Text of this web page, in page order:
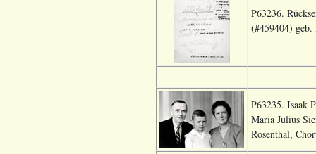
P63236.
(#459404)
P63235. Isaak
Maria Julius
Rosenthal,